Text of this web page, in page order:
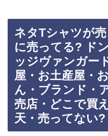
ネタTシャツが
に売ってる? ド
ッジヴァンガー
屋・お土産屋・
ん・ブランド・
売店・どこで買
天・売ってない?